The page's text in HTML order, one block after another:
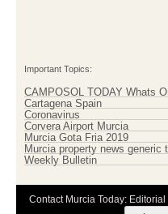
Important Topics:
CAMPOSOL TODAY Whats
Cartagena Spain
Coronavirus
Corvera Airport Murcia
Murcia Gota Fria 2019
Murcia property news generic
Weekly Bulletin
Contact Murcia Today: